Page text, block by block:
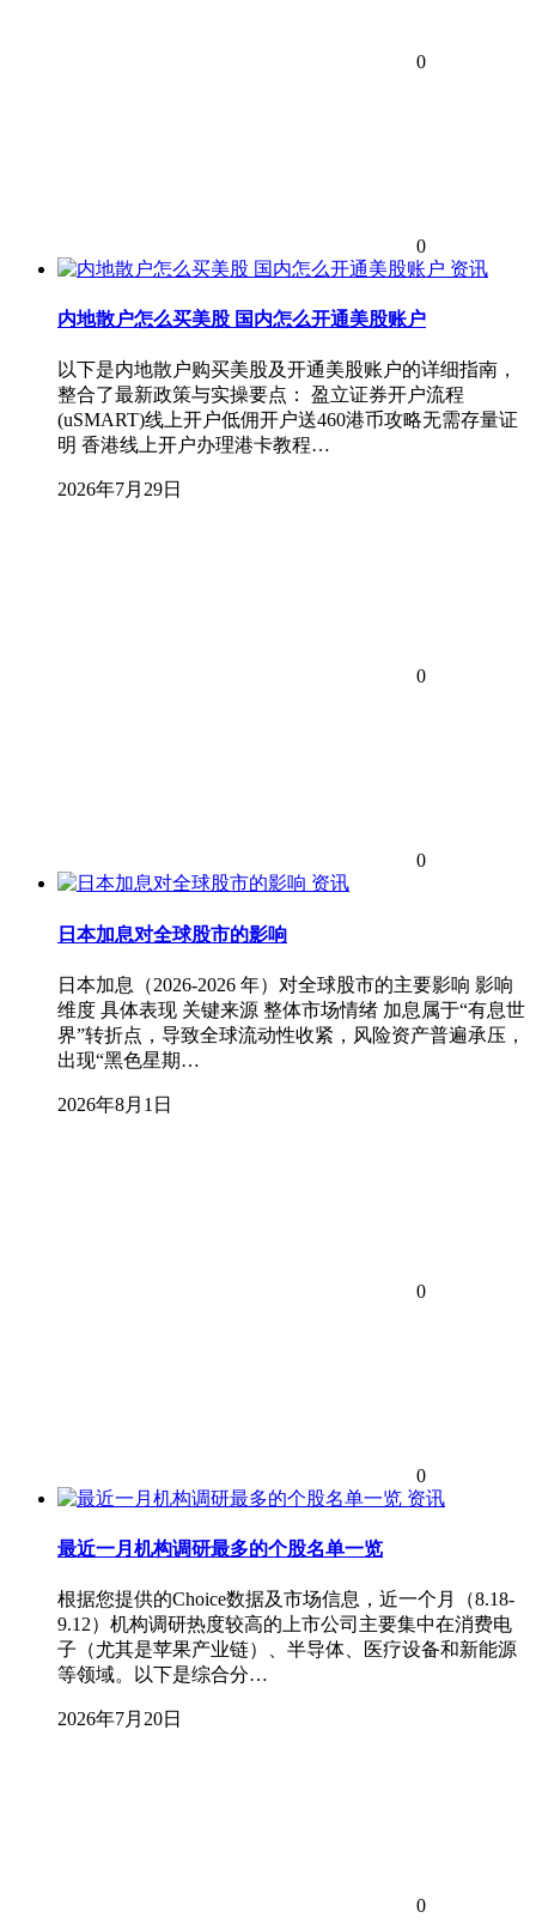
0
0
资讯
内地散户怎么买美股 国内怎么开通美股账户
以下是内地散户购买美股及开通美股账户的详细指南，
整合了最新政策与实操要点： 盈立证券开户流程
(uSMART)线上开户低佣开户送460港币攻略无需存量证
明 香港线上开户办理港卡教程…
2026年7月29日
0
0
资讯
日本加息对全球股市的影响
日本加息（2026‑2026 年）对全球股市的主要影响 影响
维度 具体表现 关键来源 整体市场情绪 加息属于“有息世
界”转折点，导致全球流动性收紧，风险资产普遍承压，
出现“黑色星期…
2026年8月1日
0
0
资讯
最近一月机构调研最多的个股名单一览
根据您提供的Choice数据及市场信息，近一个月（8.18-
9.12）机构调研热度较高的上市公司主要集中在消费电
子（尤其是苹果产业链）、半导体、医疗设备和新能源
等领域。以下是综合分…
2026年7月20日
0